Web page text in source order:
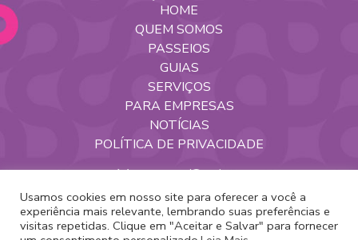
HOME
QUEM SOMOS
PASSEIOS
GUIAS
SERVIÇOS
PARA EMPRESAS
NOTÍCIAS
POLÍTICA DE PRIVACIDADE
Nossas Redes
Usamos cookies em nosso site para oferecer a você a
experiência mais relevante, lembrando suas preferências e
visitas repetidas. Clique em "Aceitar e Salvar" para fornecer